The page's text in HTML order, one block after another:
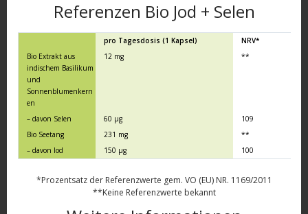
Referenzen Bio Jod + Selen
pro Tagesdosis (1 Kapsel)
NRV*
Bio Extrakt aus
indischem Basilikum
und
Sonnenblumenkern
en
12 mg **
– davon Selen 60 µg
109
Bio Seetang
231 mg
**
– davon Iod
150 µg 100
*Prozentsatz der Referenzwerte gem. VO (EU) NR. 1169/2011
**Keine Referenzwerte bekannt